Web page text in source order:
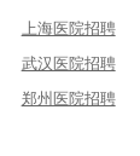
上海医院招聘
武汉医院招聘
郑州医院招聘